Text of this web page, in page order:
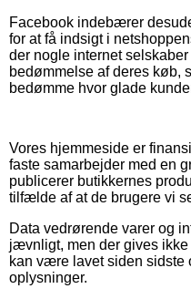
Facebook indebærer
for at få indsigt i
der nogle internet
bedømmelse af deres køb,
bedømme hvor glade
Vores hjemmeside er
faste samarbejder med en
publicerer butikkernes
tilfælde af at de brugere vi
Data vedrørende varer og
jævnligt, men der gives
kan være lavet siden sidste
oplysninger.